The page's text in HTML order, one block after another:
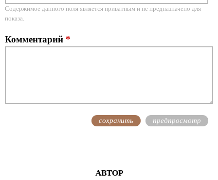
Содержимое данного поля является приватным и не предназначено для
показа.
Комментарий *
АВТОР